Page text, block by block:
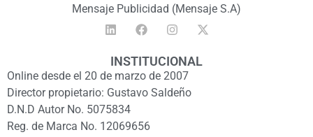
Mensaje Publicidad (Mensaje S.A)
INSTITUCIONAL
Online desde el 20 de marzo de 2007
Director propietario: Gustavo Saldeño
D.N.D Autor No. 5075834
Reg. de Marca No. 12069656